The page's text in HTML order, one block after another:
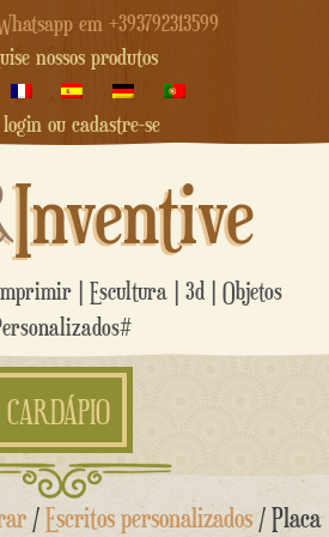
em +393792313599
nossos produtos
ou cadastre-se
Inventive
| Escultura | 3d | Objetos
CARDÁPIO
/Escritos personalizados / Placa